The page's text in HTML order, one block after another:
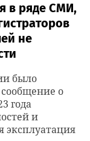
в ряде СМИ,
не
было
о
года
и
эксплуатация